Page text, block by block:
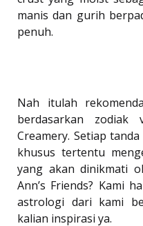
manis dan gurih
penuh.
Nah itulah
berdasarkan zodiak
Creamery. Setiap
khusus tertentu
yang akan dinikmati
Ann’s Friends? Kami
astrologi dari kami
kalian inspirasi ya.